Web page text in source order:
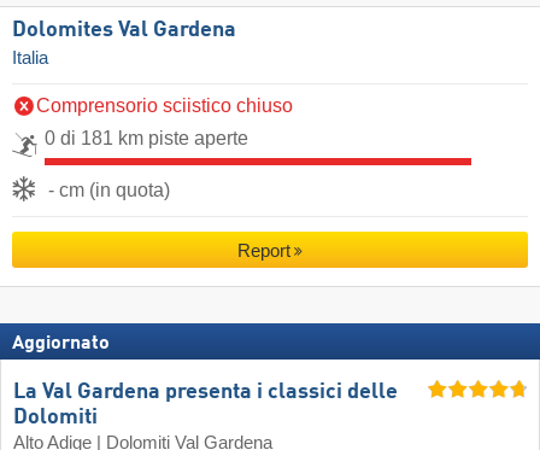
Dolomites Val Gardena
Italia
Comprensorio sciistico chiuso
0 di 181 km piste aperte
- cm (in quota)
Report
Aggiornato
La Val Gardena presenta i classici delle
Dolomiti
Alto Adige | Dolomiti Val Gardena